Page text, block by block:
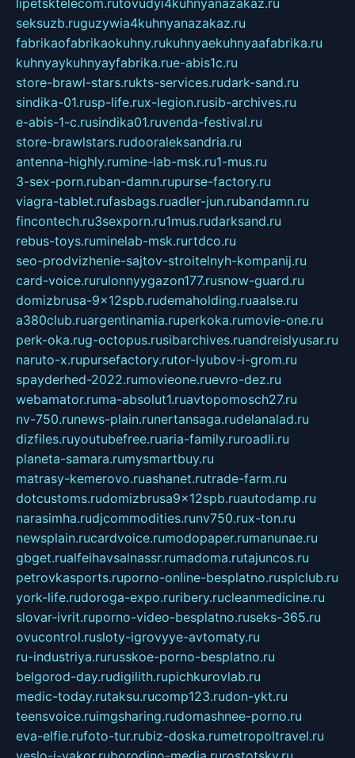
seksuzb.ruguzywia4kuhnyanazakaz.ru
fabrikaofabrikaokuhny.rukuhnyaekuhnyaafabrika.ru
kuhnyaykuhnyayfabrika.rue-abis1c.ru
store-brawl-stars.rukts-services.rudark-sand.ru
sindika-01.rusp-life.rux-legion.rusib-archives.ru
e-abis-1-c.rusindika01.ruvenda-festival.ru
store-brawlstars.rudooraleksandria.ru
antenna-highly.rumine-lab-msk.ru1-mus.ru
3-sex-porn.ruban-damn.rupurse-factory.ru
viagra-tablet.rufasbags.ruadler-jun.rubandamn.ru
fincontech.ru3sexporn.ru1mus.rudarksand.ru
rebus-toys.ruminelab-msk.rurtdco.ru
seo-prodvizhenie-sajtov-stroitelnyh-kompanij.ru
card-voice.rurulonnyygazon177.rusnow-guard.ru
domizbrusa-9x12spb.rudemaholding.ruaalse.ru
a380club.ruargentinamia.ruperkoka.rumovie-one.ru
perk-oka.rug-octopus.rusibarchives.ruandreislyusar.ru
naruto-x.rupursefactory.rutor-lyubov-i-grom.ru
spayderhed-2022.rumovieone.ruevro-dez.ru
webamator.ruma-absolut1.ruavtopomosch27.ru
nv-750.runews-plain.runertansaga.rudelanalad.ru
dizfiles.ruyoutubefree.ruaria-family.ruroadli.ru
planeta-samara.rumysmartbuy.ru
matrasy-kemerovo.ruashanet.rutrade-farm.ru
dotcustoms.rudomizbrusa9x12spb.ruautodamp.ru
narasimha.rudjcommodities.runv750.rux-ton.ru
newsplain.rucardvoice.rumodopaper.rumanunae.ru
gbget.rualfeihavsalnassr.rumadoma.rutajuncos.ru
petrovkasports.ruporno-online-besplatno.rusplclub.ru
york-life.rudoroga-expo.ruribery.rucleanmedicine.ru
slovar-ivrit.ruporno-video-besplatno.ruseks-365.ru
ovucontrol.rusloty-igrovyye-avtomaty.ru
ru-industriya.rurusskoe-porno-besplatno.ru
belgorod-day.rudigilith.rupichkurovlab.ru
medic-today.rutaksu.rucomp123.rudon-ykt.ru
teensvoice.ruimgsharing.rudomashnee-porno.ru
eva-elfie.rufoto-tur.rubiz-doska.rumetropoltravel.ru